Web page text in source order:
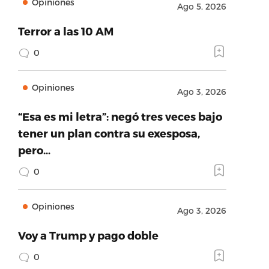
Opiniones Ago 5, 2026
Terror a las 10 AM
0
Opiniones Ago 3, 2026
“Esa es mi letra”: negó tres veces bajo
tener un plan contra su exesposa,
pero…
0
Opiniones Ago 3, 2026
Voy a Trump y pago doble
0